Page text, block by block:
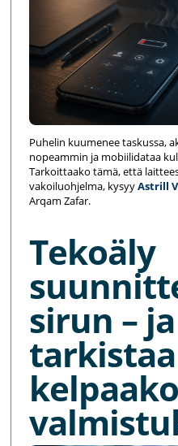
Puhelin kuumenee taskussa,
nopeammin ja mobiilidataa
Tarkoittaako tämä, että
vakoiluohjelma, kysyyAstrill
Arqam Zafar.
Tekoäly
sirun – ja